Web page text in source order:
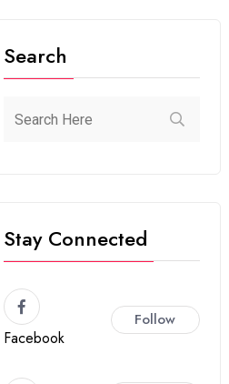
Search
Stay Connected
Facebook
Follow